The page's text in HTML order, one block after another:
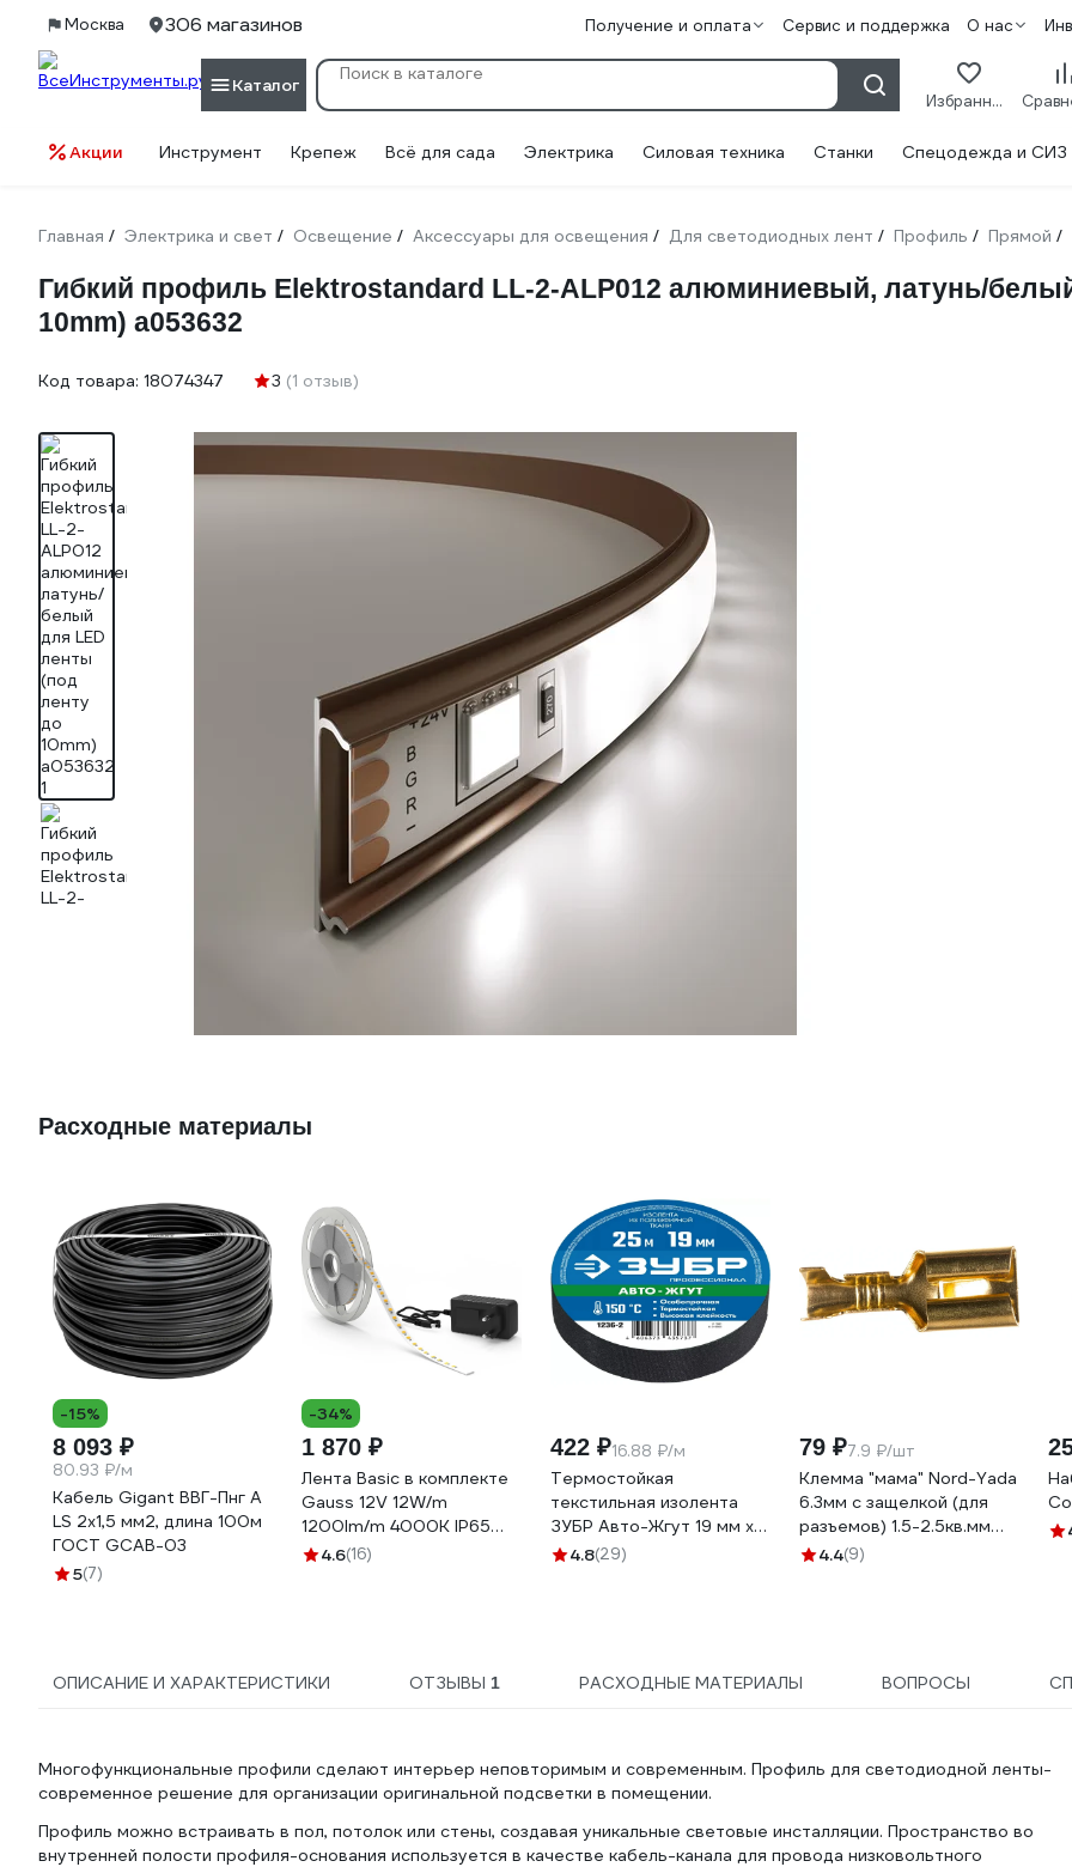
Москва 306 магазинов Получение и оплата Сервис и поддержка О нас
Каталог
Избранное
Акции Инструмент Крепеж Всё для сада Электрика Силовая техника Станки Спецодежда и СИЗ
Главная / Электрика и свет / Освещение / Аксессуары для освещения / Для светодиодных лент / Профиль / Прямой /
Гибкий профиль Elektrostandard LL-2-ALP012 алюминиевый, латунь/
10mm) a053632
Код товара: 18074347 3 (1 отзыв)
Расходные материалы
-15%
8 093 ₽
80.93 ₽/м
Кабель Gigant ВВГ-Пнг А
LS 2x1,5 мм2, длина 100м
ГОСТ GCAB-03
5(7)
-34%
1 870 ₽
Лента Basic в комплекте
Gauss 12V 12W/m
1200lm/m 4000K IP65
LED 5m BT071
4.6(16)
422 ₽16.88 ₽/м
Термостойкая
текстильная изолента
ЗУБР Авто-Жгут 19 мм х
25 м 1236-2
4.8(29)
79 ₽7.9 ₽/шт
Клемма "мама" Nord-Yada
6.3мм с защелкой (для
разъемов) 1.5-2.5кв.мм
906369
4.4(9)
ОПИСАНИЕ И ХАРАКТЕРИСТИКИ ОТЗЫВЫ 1 РАСХОДНЫЕ МАТЕРИАЛЫ ВОПРОСЫ
Многофункциональные профили сделают интерьер неповторимым и современным. Профиль для светодиодной ленты-
современное решение для организации оригинальной подсветки в помещении.
Профиль можно встраивать в пол, потолок или стены, создавая уникальные световые инсталляции. Пространство во
внутренней полости профиля-основания используется в качестве кабель-канала для провода низковольтного